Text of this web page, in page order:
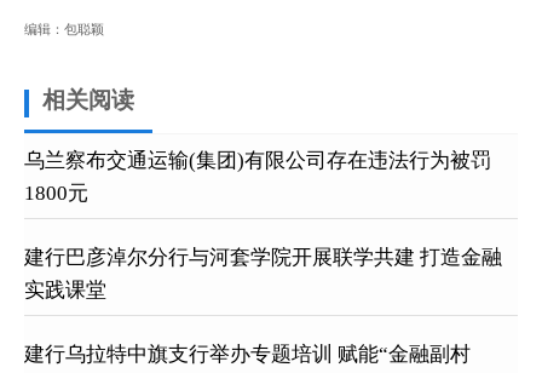
编辑：包聪颖
相关阅读
乌兰察布交通运输(集团)有限公司存在违法行为被罚
1800元
建行巴彦淖尔分行与河套学院开展联学共建 打造金融
实践课堂
建行乌拉特中旗支行举办专题培训 赋能“金融副村